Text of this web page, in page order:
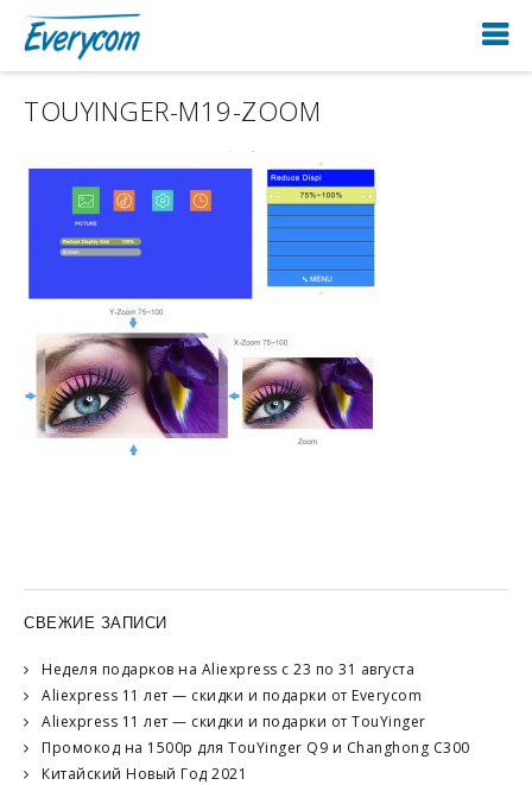
TOUYINGER-M19-ZOOM
СВЕЖИЕ ЗАПИСИ
Неделя подарков на Aliexpress с 23 по 31 августа
Aliexpress 11 лет — скидки и подарки от Everycom
Aliexpress 11 лет — скидки и подарки от TouYinger
Промокод на 1500р для TouYinger Q9 и Changhong C300
Китайский Новый Год 2021